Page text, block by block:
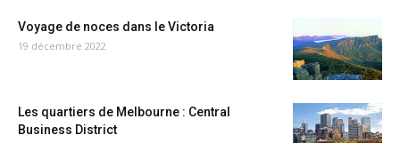
Voyage de noces dans le Victoria
19 décembre 2022
Les quartiers de Melbourne : Central
Business District